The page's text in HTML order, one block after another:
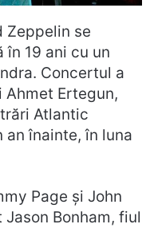
Zeppelin se
în 19 ani cu un
Concertul a
Ertegun,
Atlantic
an înainte, în luna
Page și John
Bonham, fiul